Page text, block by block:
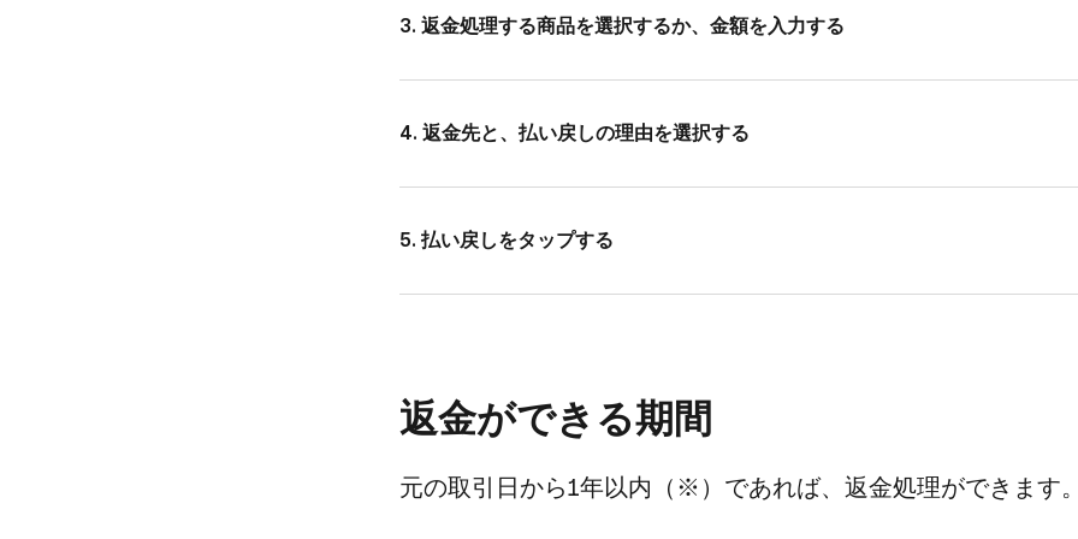
3. 返金処理する​商品を​選択するか、​金額を​入力する
4. 返金先と、​払い​戻しの​理由を​選択する
5. 払い​戻しを​タップする
返金が​できる​期間
元の​取引日から​1年以内​（※）で​あれば、​返金処理が​できます